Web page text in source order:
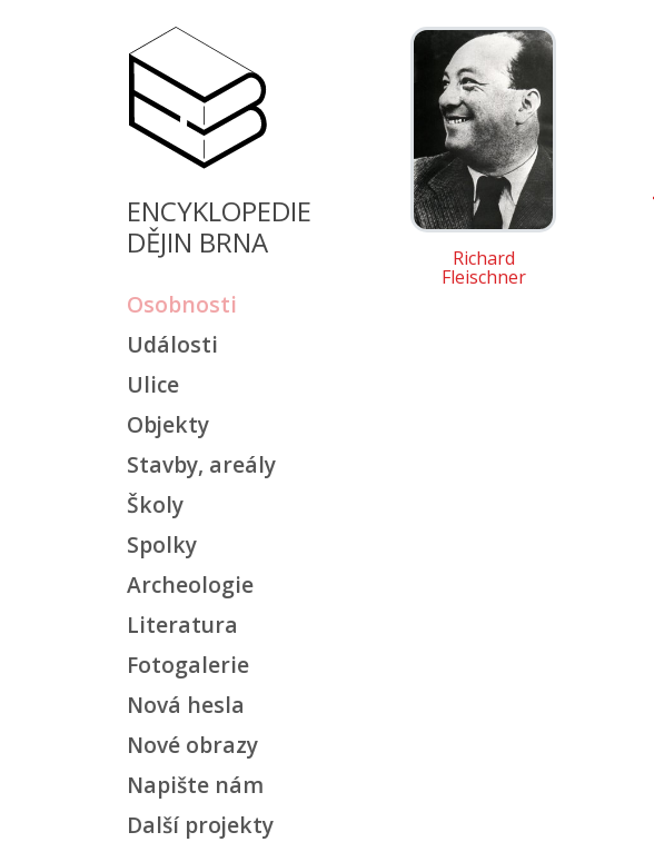
ENCYKLOPEDIE
DĚJIN BRNA
Osobnosti
Události
Ulice
Objekty
Stavby, areály
Školy
Spolky
Archeologie
Literatura
Fotogalerie
Nová hesla
Nové obrazy
Napište nám
Další projekty
Richard
Fleischner